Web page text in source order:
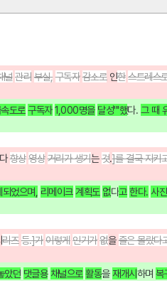
널 관리 부실, 구독자 감소로 인한 스트레스
도로 구독자 1,000명을 달성'''했다. 그 때
항상 영상 거리가 생기는 것.]를 결국 지키
되었으며, 리메이크 계획도 없다고 한다. 사진
리즈 등.]가 이렇게 인기가 없을 줄은 몰랐다
았던 댓글용 채널으로 활동을 재개시하며 복